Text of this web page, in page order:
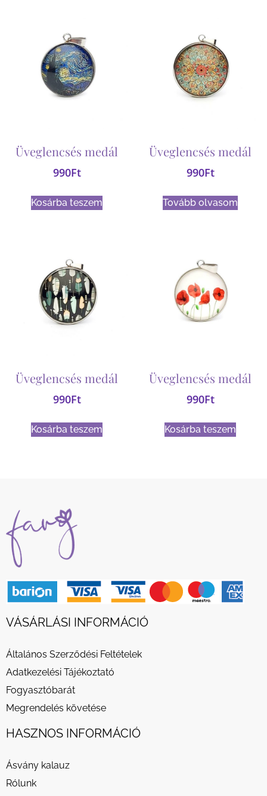
Üveglencsés medál
990Ft
Kosárba teszem
Üveglencsés medál
990Ft
Tovább olvasom
Üveglencsés medál
990Ft
Kosárba teszem
Üveglencsés medál
990Ft
Kosárba teszem
VÁSÁRLÁSI INFORMÁCIÓ
Általános Szerződési Feltételek
Adatkezelési Tájékoztató
Fogyasztóbarát
Megrendelés követése
HASZNOS INFORMÁCIÓ
Ásvány kalauz
Rólunk